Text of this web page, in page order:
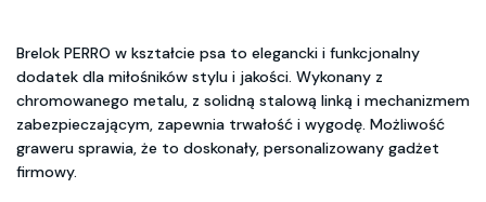
Brelok PERRO w kształcie psa to elegancki i funkcjonalny
dodatek dla miłośników stylu i jakości. Wykonany z
chromowanego metalu, z solidną stalową linką i mechanizmem
zabezpieczającym, zapewnia trwałość i wygodę. Możliwość
graweru sprawia, że to doskonały, personalizowany gadżet
firmowy.